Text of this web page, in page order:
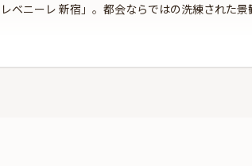
ベニーレ 新宿」。都会ならではの洗練された景
イタリアンコース全9品。本場イタリアで研摩を